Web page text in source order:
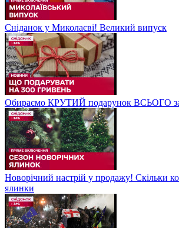
Сніданок у Миколаєві! Великий випуск
Обираємо КРУТИЙ подарунок ВСЬОГО за
Новорічний настрій у продажу! Скільки
ялинки